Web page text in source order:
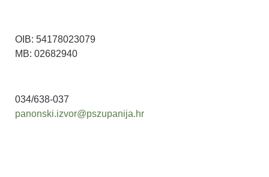
OIB: 54178023079
MB: 02682940
034/638-037
panonski.izvor@pszupanija.hr